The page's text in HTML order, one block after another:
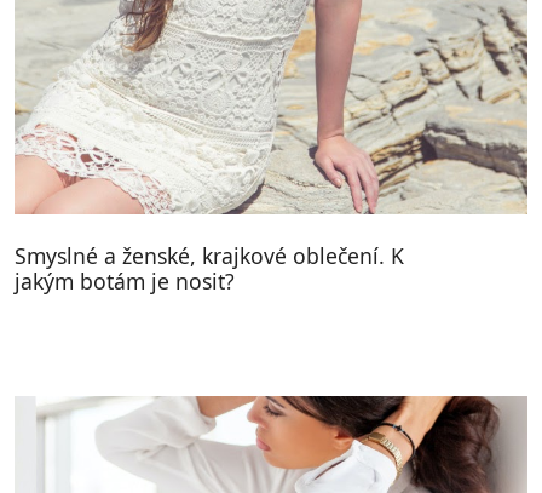
Smyslné a ženské, krajkové oblečení. K
jakým botám je nosit?